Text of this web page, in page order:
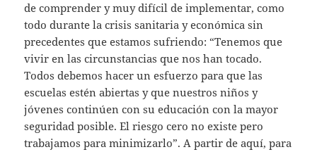
de comprender y muy difícil de implementar, como
todo durante la crisis sanitaria y económica sin
precedentes que estamos sufriendo: “Tenemos que
vivir en las circunstancias que nos han tocado.
Todos debemos hacer un esfuerzo para que las
escuelas estén abiertas y que nuestros niños y
jóvenes continúen con su educación con la mayor
seguridad posible. El riesgo cero no existe pero
trabajamos para minimizarlo”. A partir de aquí, para